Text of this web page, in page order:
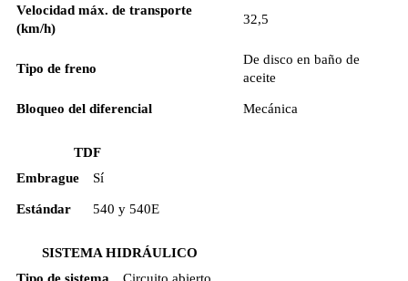
Velocidad máx. de transporte
(km/h)
32,5
Tipo de freno
De disco en baño de
aceite
Bloqueo del diferencial Mecánica
TDF
Embrague
Sí
Estándar 540 y 540E
SISTEMA HIDRÁULICO